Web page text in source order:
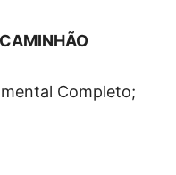
Completo;